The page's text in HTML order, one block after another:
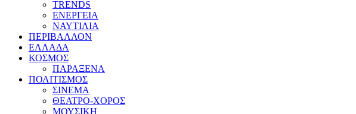
TRENDS
ΕΝΕΡΓΕΙΑ
ΝΑΥΤΙΛΙΑ
ΠΕΡΙΒΑΛΛΟΝ
ΕΛΛΑΔΑ
ΚΟΣΜΟΣ
ΠΑΡΑΞΕΝΑ
ΠΟΛΙΤΙΣΜΟΣ
ΣΙΝΕΜΑ
ΘΕΑΤΡΟ-ΧΟΡΟΣ
ΜΟΥΣΙΚΗ